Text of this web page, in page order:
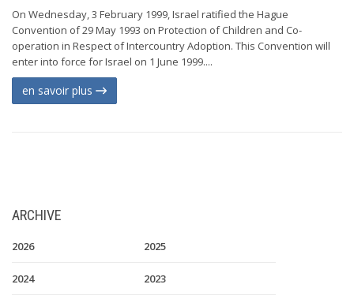
On Wednesday, 3 February 1999, Israel ratified the Hague
Convention of 29 May 1993 on Protection of Children and Co-
operation in Respect of Intercountry Adoption. This Convention will
enter into force for Israel on 1 June 1999....
en savoir plus
ARCHIVE
2026 2025
2024 2023